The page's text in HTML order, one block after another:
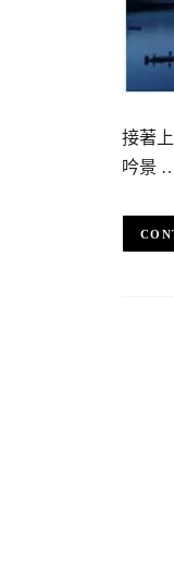
接著
吟景